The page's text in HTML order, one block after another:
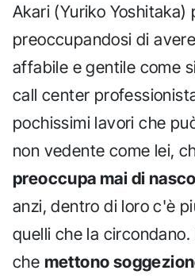
Akari (Yuriko Yoshitaka)
preoccupandosi di
affabile e gentile come
call center
pochissimi lavori che
non vedente come lei,
preoccupa mai di
anzi, dentro di loro c'è
quelli che la
che mettono